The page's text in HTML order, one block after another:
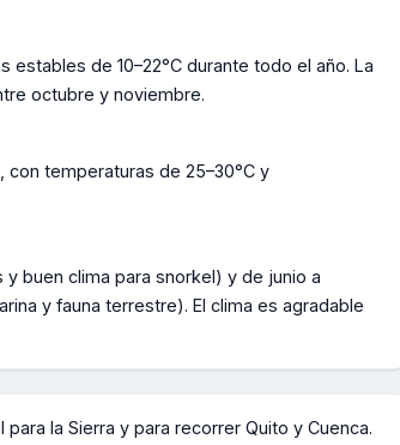
de 10–22°C durante todo el año. La
octubre y noviembre.
con temperaturas de 25–30°C y
buen clima para snorkel) y de junio a
y fauna terrestre). El clima es agradable
la Sierra y para recorrer Quito y Cuenca.